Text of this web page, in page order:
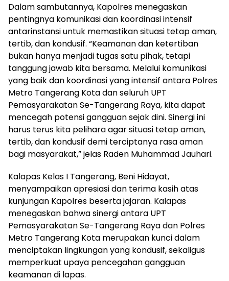
Dalam sambutannya, Kapolres menegaskan
pentingnya komunikasi dan koordinasi intensif
antarinstansi untuk memastikan situasi tetap aman,
tertib, dan kondusif. “Keamanan dan ketertiban
bukan hanya menjadi tugas satu pihak, tetapi
tanggung jawab kita bersama. Melalui komunikasi
yang baik dan koordinasi yang intensif antara Polres
Metro Tangerang Kota dan seluruh UPT
Pemasyarakatan Se-Tangerang Raya, kita dapat
mencegah potensi gangguan sejak dini. Sinergi ini
harus terus kita pelihara agar situasi tetap aman,
tertib, dan kondusif demi terciptanya rasa aman
bagi masyarakat,” jelas Raden Muhammad Jauhari.
Kalapas Kelas I Tangerang, Beni Hidayat,
menyampaikan apresiasi dan terima kasih atas
kunjungan Kapolres beserta jajaran. Kalapas
menegaskan bahwa sinergi antara UPT
Pemasyarakatan Se-Tangerang Raya dan Polres
Metro Tangerang Kota merupakan kunci dalam
menciptakan lingkungan yang kondusif, sekaligus
memperkuat upaya pencegahan gangguan
keamanan di lapas.